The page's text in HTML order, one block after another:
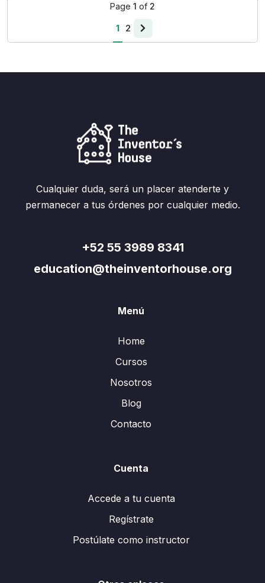
Page 1 of 2
1 2
Cualquier duda, será un placer atenderte y
permanecer a tus órdenes por cualquier medio.
+52 55 3989 8341
education@theinventorhouse.org
Menú
Home
Cursos
Nosotros
Blog
Contacto
Cuenta
Accede a tu cuenta
Regístrate
Postúlate como instructor